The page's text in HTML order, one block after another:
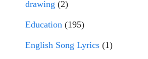
drawing (2)
Education (195)
English Song Lyrics (1)